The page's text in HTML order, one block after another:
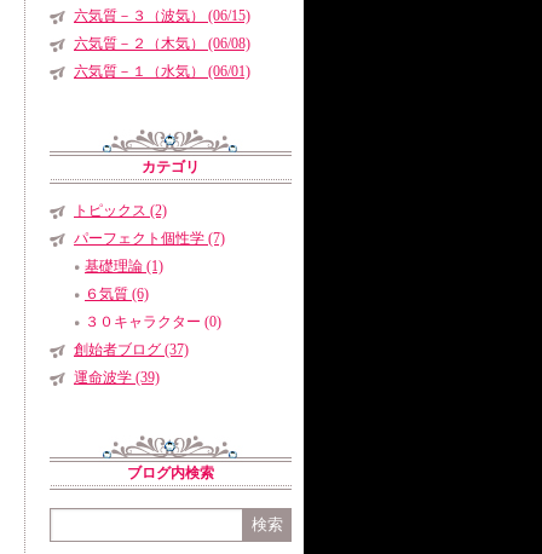
六気質－３（波気） (06/15)
六気質－２（木気） (06/08)
六気質－１（水気） (06/01)
カテゴリ
トピックス (2)
パーフェクト個性学 (7)
基礎理論 (1)
６気質 (6)
３０キャラクター (0)
創始者ブログ (37)
運命波学 (39)
ブログ内検索